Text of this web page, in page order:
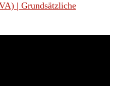
| Grundsätzliche